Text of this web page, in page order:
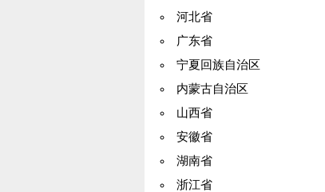
河北省
广东省
宁夏回族自治区
内蒙古自治区
山西省
安徽省
湖南省
浙江省